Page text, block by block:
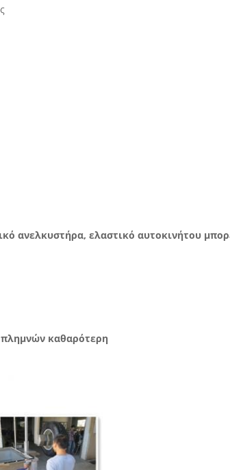
ανελκυστήρα, ελαστικό αυτοκινήτου
πλημνών καθαρότερη